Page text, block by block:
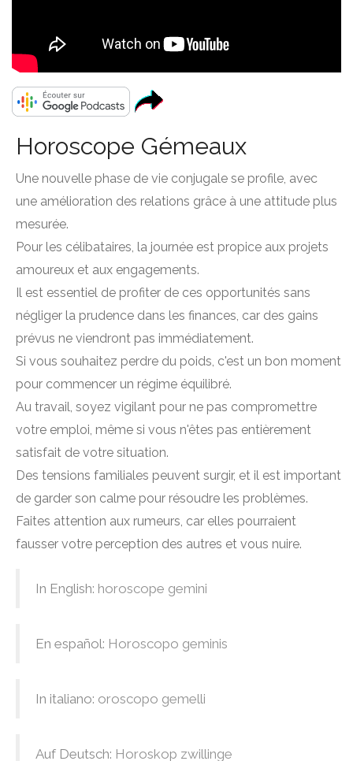
Horoscope Gémeaux
Une nouvelle phase de vie conjugale se profile, avec
une amélioration des relations grâce à une attitude plus
mesurée.
Pour les célibataires, la journée est propice aux projets
amoureux et aux engagements.
Il est essentiel de profiter de ces opportunités sans
négliger la prudence dans les finances, car des gains
prévus ne viendront pas immédiatement.
Si vous souhaitez perdre du poids, c'est un bon moment
pour commencer un régime équilibré.
Au travail, soyez vigilant pour ne pas compromettre
votre emploi, même si vous n'êtes pas entièrement
satisfait de votre situation.
Des tensions familiales peuvent surgir, et il est important
de garder son calme pour résoudre les problèmes.
Faites attention aux rumeurs, car elles pourraient
fausser votre perception des autres et vous nuire.
In English: horoscope gemini
En español: Horoscopo geminis
In italiano: oroscopo gemelli
Auf Deutsch: Horoskop zwillinge